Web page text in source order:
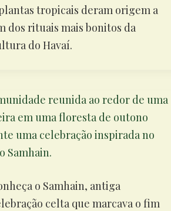
tropicais deram origem a
dos rituais mais bonitos da
do Havaí.
o Samhain, antiga
celta que marcava o fim